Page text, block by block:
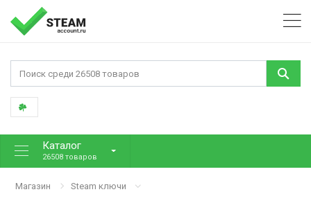
Каталог
26508 товаров
Магазин Steam ключи